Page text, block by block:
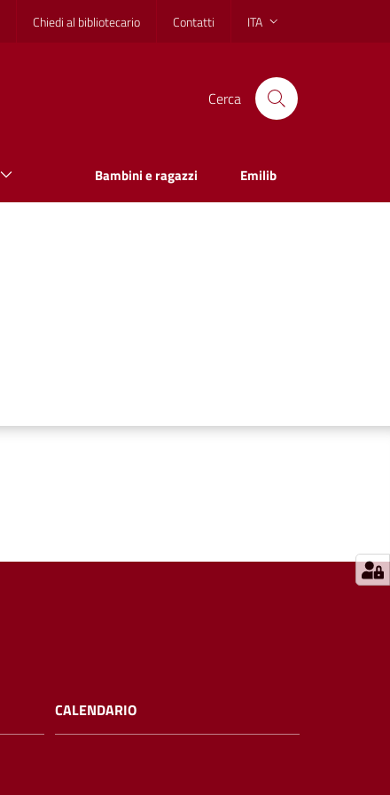
Chiedi al bibliotecario Contatti ITA
Cerca
Bambini e ragazzi Emilib
CALENDARIO